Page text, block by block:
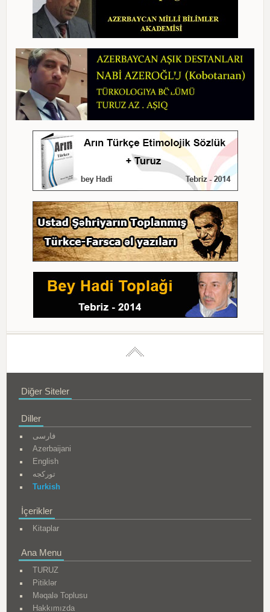
Diğer Siteler
Diller
فارسی
Azerbaijani
English
تورکجه
Turkish
İçerikler
Kitaplar
Ana Menu
TURUZ
Pitiklər
Məqalə Toplusu
Hakkımızda